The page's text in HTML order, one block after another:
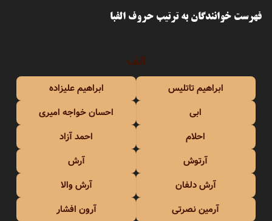
فهرست خوانندگان به ترتیب حروف الفبا
الف
ابراهیم تاتلیس
ابراهیم علیزاده
ابی
احسان خواجه امیری
احلام
احمد آزاد
آرتوش
آرش
آرش دلفان
آرش والا
آرمین نصرتی
آرون افشار